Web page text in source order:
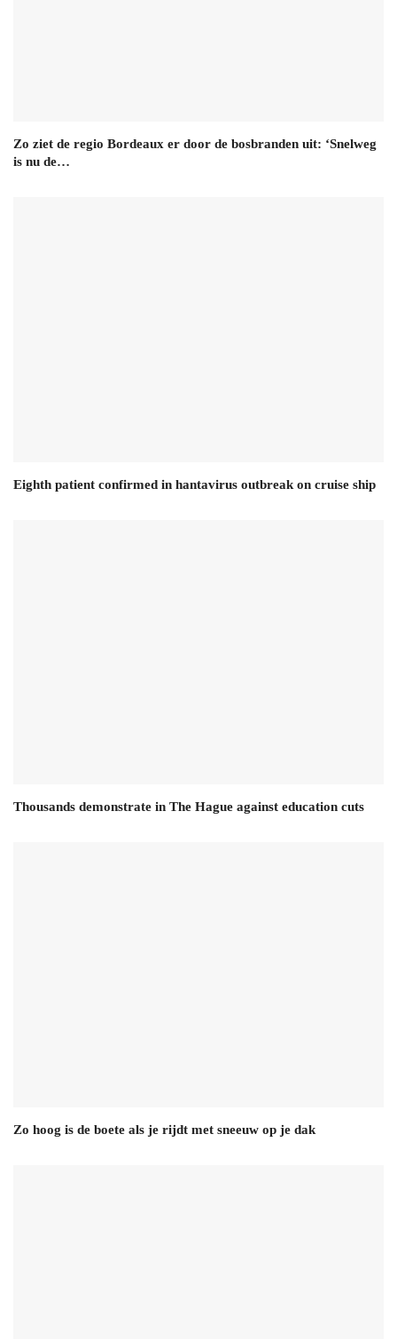
Zo ziet de regio Bordeaux er door de bosbranden uit: ‘Snelweg
is nu de…
Eighth patient confirmed in hantavirus outbreak on cruise ship
Thousands demonstrate in The Hague against education cuts
Zo hoog is de boete als je rijdt met sneeuw op je dak